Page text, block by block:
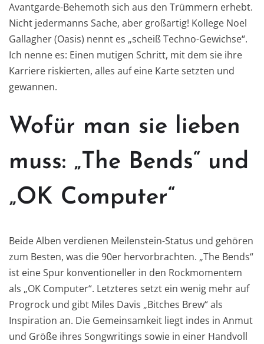
Avantgarde-Behemoth sich aus den Trümmern erhebt.
Nicht jedermanns Sache, aber großartig! Kollege Noel
Gallagher (Oasis) nennt es „scheiß Techno-Gewichse“.
Ich nenne es: Einen mutigen Schritt, mit dem sie ihre
Karriere riskierten, alles auf eine Karte setzten und
gewannen.
Wofür man sie lieben
muss: „The Bends“ und
„OK Computer“
Beide Alben verdienen Meilenstein-Status und gehören
zum Besten, was die 90er hervorbrachten. „The Bends“
ist eine Spur konventioneller in den Rockmomentem
als „OK Computer“. Letzteres setzt ein wenig mehr auf
Progrock und gibt Miles Davis „Bitches Brew“ als
Inspiration an. Die Gemeinsamkeit liegt indes in Anmut
und Größe ihres Songwritings sowie in einer Handvoll